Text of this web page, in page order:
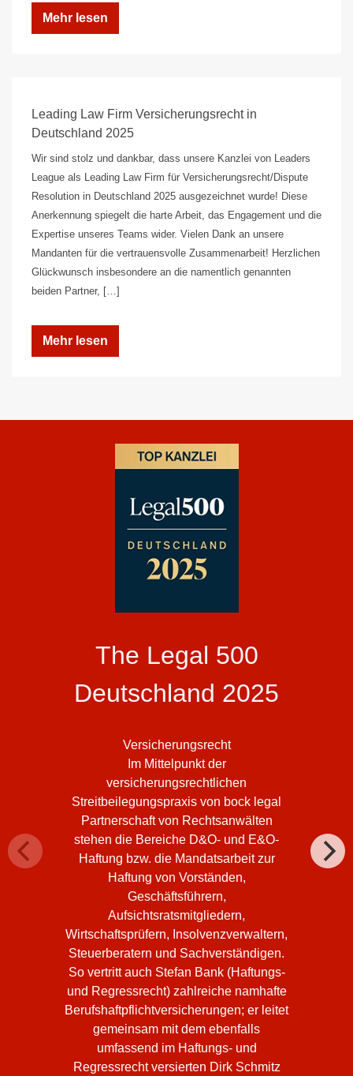
Mehr lesen
Leading Law Firm Versicherungsrecht in
Deutschland 2025
Wir sind stolz und dankbar, dass unsere Kanzlei von Leaders
League als Leading Law Firm für Versicherungsrecht/Dispute
Resolution in Deutschland 2025 ausgezeichnet wurde! Diese
Anerkennung spiegelt die harte Arbeit, das Engagement und die
Expertise unseres Teams wider. Vielen Dank an unsere
Mandanten für die vertrauensvolle Zusammenarbeit! Herzlichen
Glückwunsch insbesondere an die namentlich genannten
beiden Partner, […]
Mehr lesen
The Legal 500
Deutschland 2025
Versicherungsrecht
Im Mittelpunkt der
versicherungsrechtlichen
Streitbeilegungspraxis von bock legal
Partnerschaft von Rechtsanwälten
stehen die Bereiche D&O- und E&O-
Haftung bzw. die Mandatsarbeit zur
Haftung von Vorständen,
Geschäftsführern,
Aufsichtsratsmitgliedern,
Wirtschaftsprüfern, Insolvenzverwaltern,
Steuerberatern und Sachverständigen.
So vertritt auch Stefan Bank (Haftungs-
und Regressrecht) zahlreiche namhafte
Berufshaftpflichtversicherungen; er leitet
gemeinsam mit dem ebenfalls
umfassend im Haftungs- und
Regressrecht versierten Dirk Schmitz